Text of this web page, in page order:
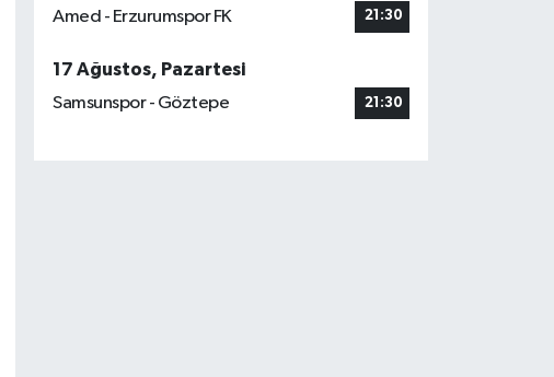
Amed - Erzurumspor FK 21:30
17 Ağustos, Pazartesi
Samsunspor - Göztepe
21:30